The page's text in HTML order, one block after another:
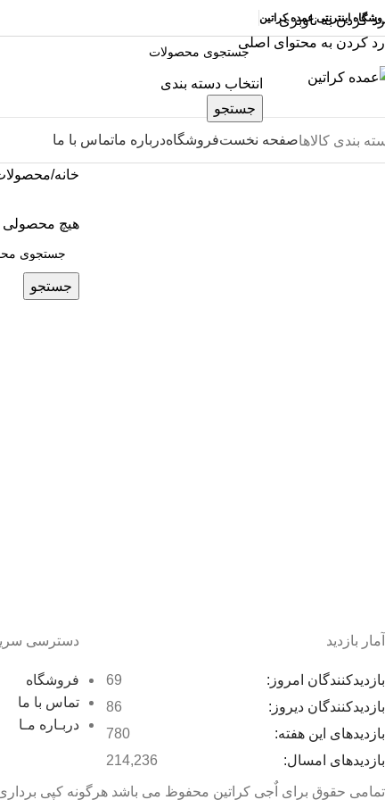
رد کردن به ناوبری
رد کردن به محتوای اصلی
اینترنتی عمده کراتین
انتخاب دسته بندی
جستجو
بندی کالاهاصفحه نخستفروشگاهدرباره ماتماس با ما
خانه
هیچ محصولی
جستجو
آمار بازدید
بازدیدکنندگان امروز:
69
بازدیدکنندگان دیروز:
86
بازدیدهای این هفته:
780
بازدیدهای امسال:
214,236
دسترسی
فروشگاه
تماس با ما
دربـاره مـا
تمامی حقوق برای اٌجی کراتین محفوظ می باشد هرگونه کپی